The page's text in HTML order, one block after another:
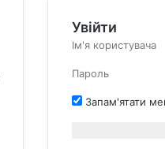
Увійти
Запам'ятати